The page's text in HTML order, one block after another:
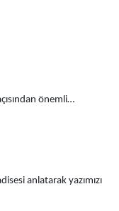
önemli…
anlatarak yazımızı